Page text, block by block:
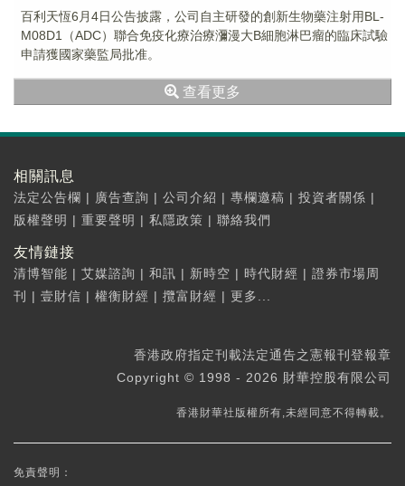
百利天恆6月4日公告披露，公司自主研發的創新生物藥注射用BL-
M08D1（ADC）聯合免疫化療治療瀰漫大B細胞淋巴瘤的臨床試驗
申請獲國家藥監局批准。
查看更多
相關訊息
法定公告欄 | 廣告查詢 | 公司介紹 | 專欄邀稿 | 投資者關係 |
版權聲明 | 重要聲明 | 私隱政策 | 聯絡我們
友情鏈接
清博智能 | 艾媒諮詢 | 和訊 | 新時空 | 時代財經 | 證券市場周
刊
| 壹財信 | 權衡財經 | 攬富財經 | 更多...
香港政府指定刊載法定通告之憲報刊登報章
Copyright © 1998 - 2026 財華控股有限公司
香港財華社版權所有,未經同意不得轉載。
免責聲明：